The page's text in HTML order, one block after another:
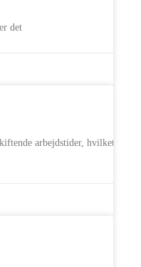
det
arbejdstider, hvilket kan